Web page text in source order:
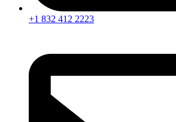
+1 832 412 2223